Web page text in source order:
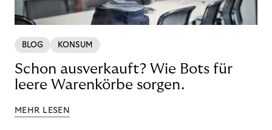
BLOG KONSUM
Schon ausverkauft? Wie Bots für
leere Warenkörbe sorgen.
MEHR LESEN